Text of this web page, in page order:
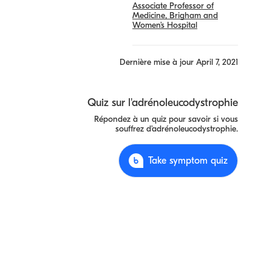
Associate Professor of
Medicine, Brigham and
Women’s Hospital
Dernière mise à jour April 7, 2021
Quiz sur l'adrénoleucodystrophie
Répondez à un quiz pour savoir si vous
souffrez d’adrénoleucodystrophie.
Take symptom quiz